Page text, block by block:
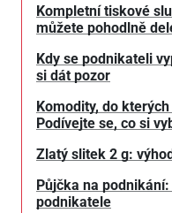
Kompletní tiskové
můžete pohodlně
Kdy se podnikateli
si dát pozor
Komodity, do
Podívejte se, co si
Zlatý slitek 2 g:
Půjčka na
podnikatele